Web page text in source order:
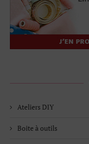
Ateliers DIY
Boite à outils